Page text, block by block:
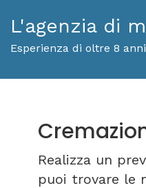
L'agenzia di
Esperienza di oltre 8 anni
Realizza un
puoi trovare le